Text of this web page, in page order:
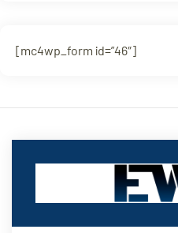
[mc4wp_form id=”46″]